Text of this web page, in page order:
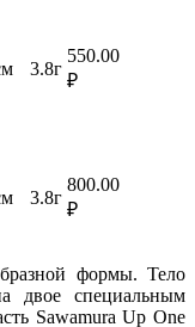
3.8г
550.00
₽
3.8г
800.00
₽
формы. Тело
двое специальным
Sawamura Up One